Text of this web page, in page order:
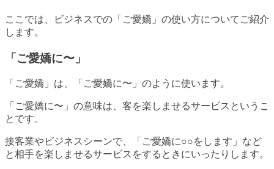
ここでは、ビジネスでの「ご愛嬌」の使い方についてご紹介
します。
「ご愛嬌に〜」
「ご愛嬌」は、「ご愛嬌に〜」のように使います。
「ご愛嬌に〜」の意味は、客を楽しませるサービスというこ
とです。
接客業やビジネスシーンで、「ご愛嬌に○○をします」など
と相手を楽しませるサービスをするときにいったりします。